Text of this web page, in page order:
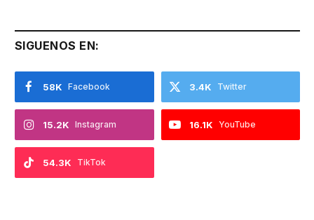
SIGUENOS EN:
Facebook
58K Twitter
3.4K
Instagram
15.2K YouTube
16.1K
TikTok
54.3K